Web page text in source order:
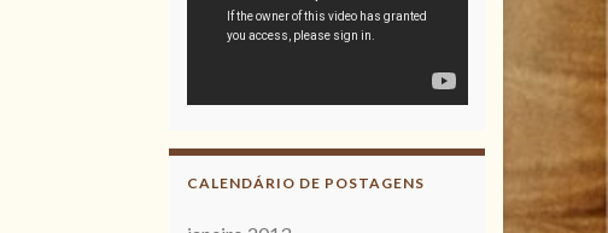
CALENDÁRIO DE POSTAGENS